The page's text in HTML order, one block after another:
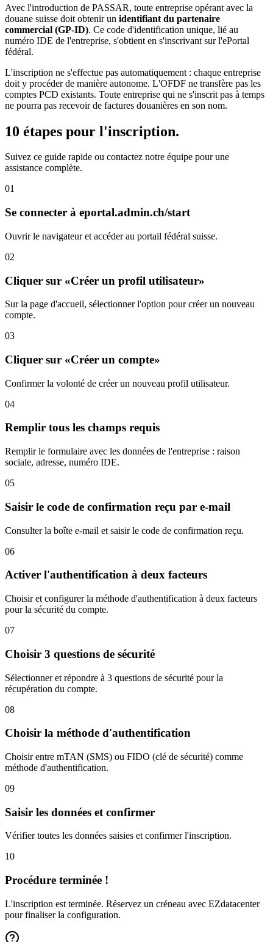
Avec l'introduction de PASSAR, toute entreprise opérant avec la
douane suisse doit obtenir un identifiant du partenaire
commercial (GP-ID). Ce code d'identification unique, lié au
numéro IDE de l'entreprise, s'obtient en s'inscrivant sur l'ePortal
fédéral.
L'inscription ne s'effectue pas automatiquement : chaque entreprise
doit y procéder de manière autonome. L'OFDF ne transfère pas les
comptes PCD existants. Toute entreprise qui ne s'inscrit pas à temps
ne pourra pas recevoir de factures douanières en son nom.
10 étapes pour l'inscription.
Suivez ce guide rapide ou contactez notre équipe pour une
assistance complète.
01
Se connecter à eportal.admin.ch/start
Ouvrir le navigateur et accéder au portail fédéral suisse.
02
Cliquer sur «Créer un profil utilisateur»
Sur la page d'accueil, sélectionner l'option pour créer un nouveau
compte.
03
Cliquer sur «Créer un compte»
Confirmer la volonté de créer un nouveau profil utilisateur.
04
Remplir tous les champs requis
Remplir le formulaire avec les données de l'entreprise : raison
sociale, adresse, numéro IDE.
05
Saisir le code de confirmation reçu par e-mail
Consulter la boîte e-mail et saisir le code de confirmation reçu.
06
Activer l'authentification à deux facteurs
Choisir et configurer la méthode d'authentification à deux facteurs
pour la sécurité du compte.
07
Choisir 3 questions de sécurité
Sélectionner et répondre à 3 questions de sécurité pour la
récupération du compte.
08
Choisir la méthode d'authentification
Choisir entre mTAN (SMS) ou FIDO (clé de sécurité) comme
méthode d'authentification.
09
Saisir les données et confirmer
Vérifier toutes les données saisies et confirmer l'inscription.
10
Procédure terminée !
L'inscription est terminée. Réservez un créneau avec EZdatacenter
pour finaliser la configuration.